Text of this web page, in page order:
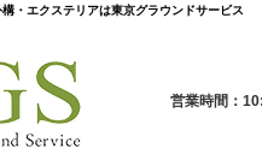
・エクステリアは東京グラウンドサービス
営業時間：